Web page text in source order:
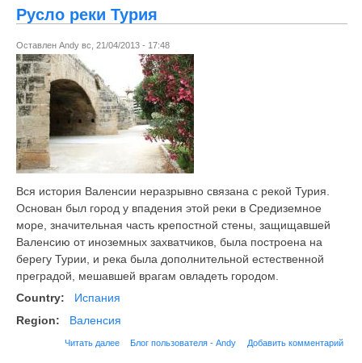
Русло реки Турия
Оставлен Andy вс, 21/04/2013 - 17:48
Вся история Валенсии неразрывно связана с рекой Турия.
Основан был город у впадения этой реки в Средиземное
море, значительная часть крепостной стены, защищавшей
Валенсию от иноземных захватчиков, была построена на
берегу Турии, и река была дополнительной естественной
преградой, мешавшей врагам овладеть городом.
Country:
Испания
Region:
Валенсия
Читать далее Блог пользователя - Andy Добавить комментарий